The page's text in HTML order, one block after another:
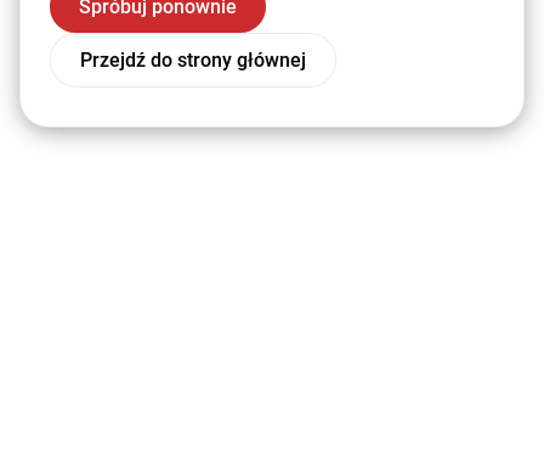
Spróbuj ponownie
Przejdź do strony głównej